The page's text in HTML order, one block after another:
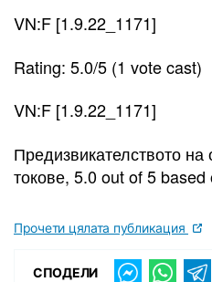
VN:F [1.9.22_1171]
Rating: 5.0/5 (1 vote cast)
VN:F [1.9.22_1171]
Предизвикателството на
токове, 5.0 out of 5 based
Прочети цялата публикация
СПОДЕЛИ